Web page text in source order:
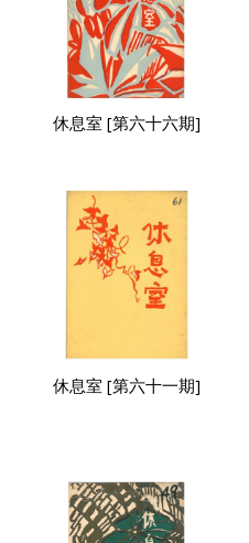
休息室 [第六十六期]
休息室 [第六十一期]